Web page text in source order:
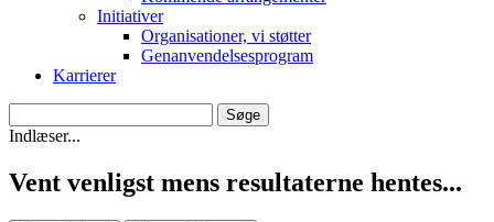
Initiativer
Organisationer, vi støtter
Genanvendelsesprogram
Karrierer
Indlæser...
Vent venligst mens resultaterne hentes...